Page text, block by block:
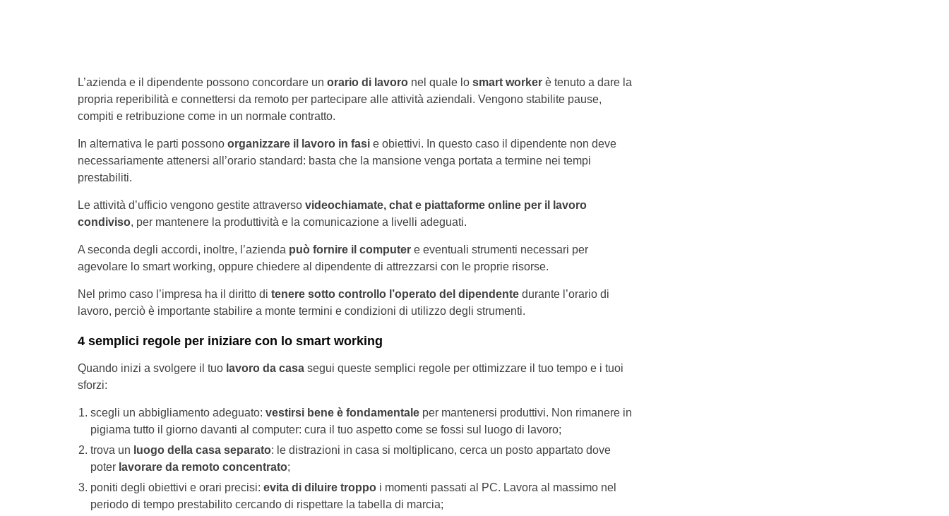
L’azienda e il dipendente possono concordare un orario di lavoro nel quale lo smart workerè tenuto a dare la
propria reperibilità e connettersi da remoto per partecipare alle attività aziendali. Vengono stabilite pause,
compiti e retribuzione come in un normale contratto.
In alternativa le parti possono organizzare il lavoro in fasie obiettivi. In questo caso il dipendente non deve
necessariamente attenersi all’orario standard: basta che la mansione venga portata a termine nei tempi
prestabiliti.
Le attività d’ufficio vengono gestite attraverso videochiamate, chat e piattaforme online per il lavoro
condiviso, per mantenere la produttività e la comunicazione a livelli adeguati.
A seconda degli accordi, inoltre, l’azienda può fornire il computere eventuali strumenti necessari per
agevolare lo smart working, oppure chiedere al dipendente di attrezzarsi con le proprie risorse.
Nel primo caso l’impresa ha il diritto di tenere sotto controllo l’operato del dipendentedurante l’orario di
lavoro, perciò è importante stabilire a monte termini e condizioni di utilizzo degli strumenti.
4 semplici regole per iniziare con lo smart working
Quando inizi a svolgere il tuo lavoro da casasegui queste semplici regole per ottimizzare il tuo tempo e i tuoi
sforzi:
scegli un abbigliamento adeguato: vestirsi bene è fondamentaleper mantenersi produttivi. Non rimanere in
pigiama tutto il giorno davanti al computer: cura il tuo aspetto come se fossi sul luogo di lavoro;
trova un luogo della casa separato: le distrazioni in casa si moltiplicano, cerca un posto appartato dove
poter lavorare da remoto concentrato;
poniti degli obiettivi e orari precisi: evita di diluire troppoi momenti passati al PC. Lavora al massimo nel
periodo di tempo prestabilito cercando di rispettare la tabella di marcia;